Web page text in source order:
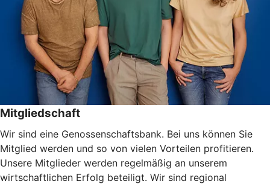
Mitgliedschaft
Wir sind eine Genossenschaftsbank. Bei uns können Sie
Mitglied werden und so von vielen Vorteilen profitieren.
Unsere Mitglieder werden regelmäßig an unserem
wirtschaftlichen Erfolg beteiligt. Wir sind regional